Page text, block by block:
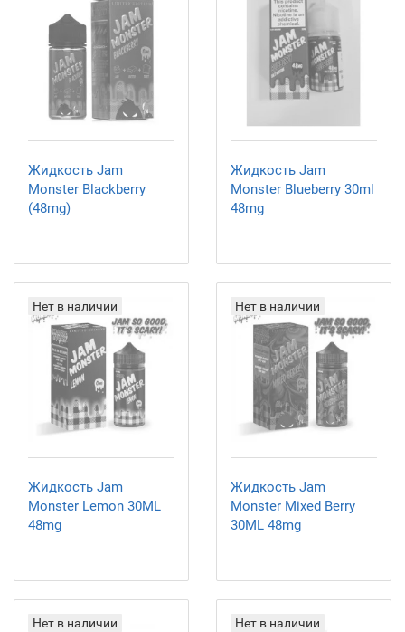
Жидкость Jam
Monster Blackberry
(48mg)
Жидкость Jam
Monster Blueberry 30ml
48mg
Нет в наличии
Жидкость Jam
Monster Lemon 30ML
48mg
Нет в наличии
Жидкость Jam
Monster Mixed Berry
30ML 48mg
Нет в наличии Нет в наличии